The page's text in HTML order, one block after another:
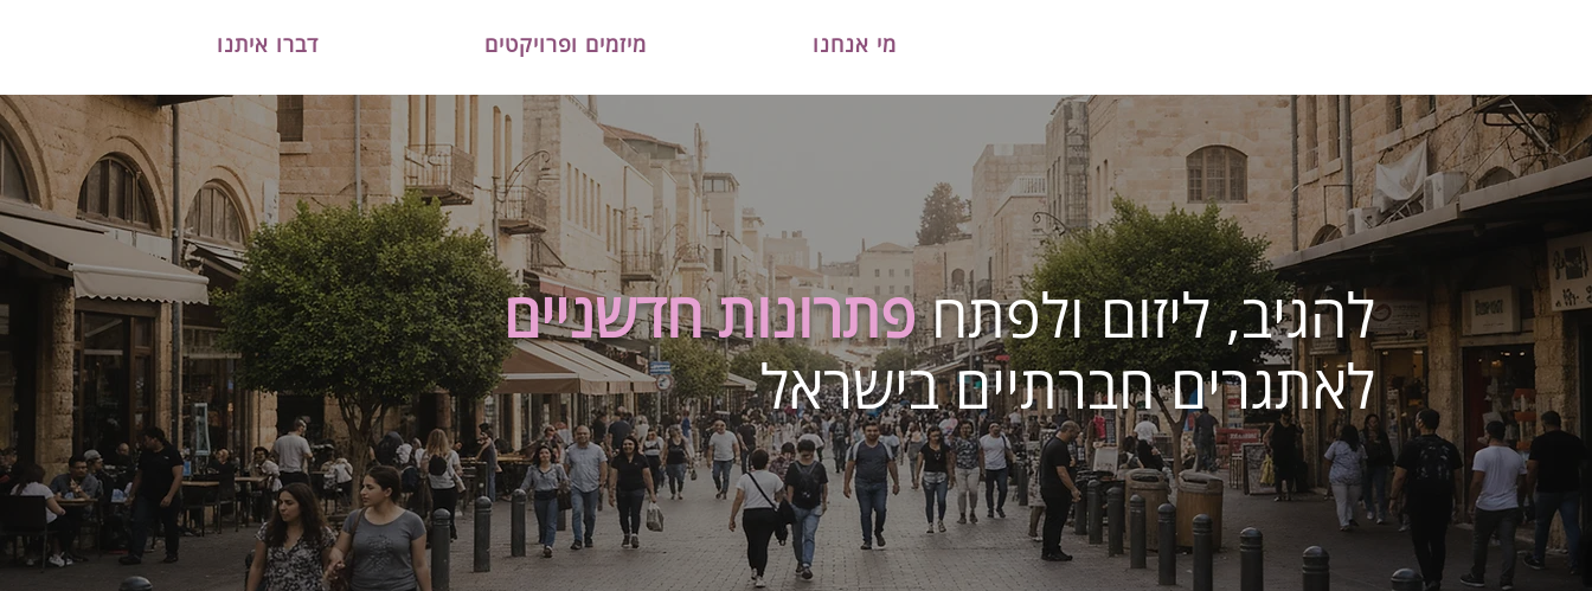
מי אנחנו מיזמים ופרויקטים דברו איתנו
להגיב, ליזום ולפתחפתרונות חדשניים
לאתגרים חברתיים בישראל